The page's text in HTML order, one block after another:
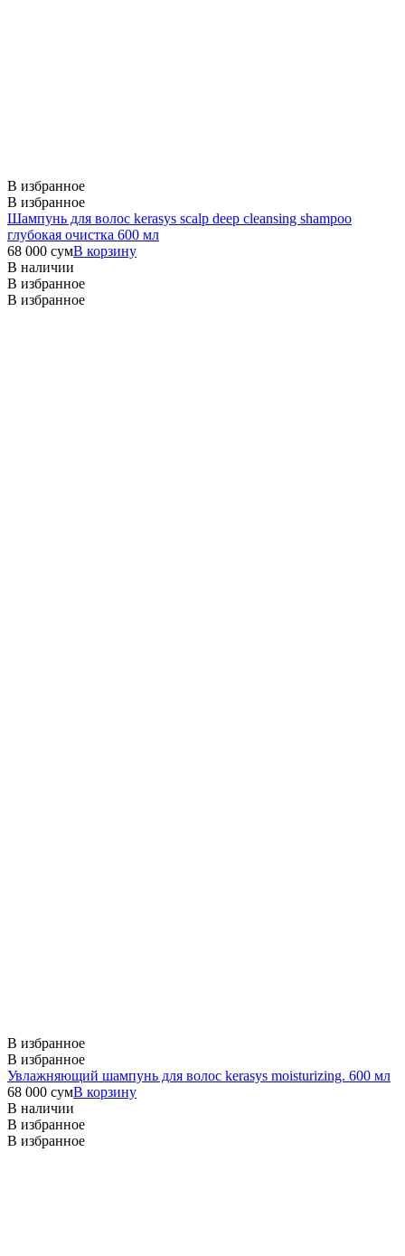
В избранное
В избранное
Шампунь для волос kerasys scalp deep cleansing shampoo
глубокая очистка 600 мл
68 000 сумВ корзину
В наличии
В избранное
В избранное
В избранное
В избранное
Увлажняющий шампунь для волос kerasys moisturizing. 600 мл
68 000 сумВ корзину
В наличии
В избранное
В избранное